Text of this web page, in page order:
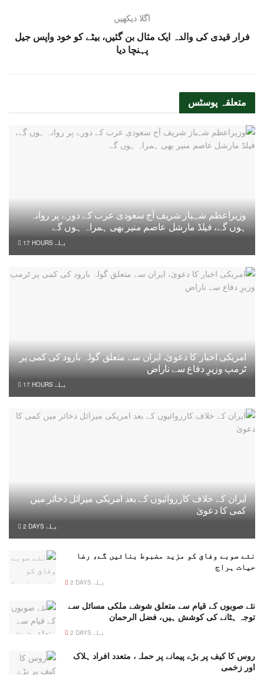
اگلا دیکھیں
فرار قیدی کی والدہ ایک مثال بن گئیں، بیٹے کو خود واپس جیل
پہنچا دیا
متعلقہ پوسٹس
وزیراعظم شہباز شریف آج سعودی عرب کے دورے پر روانہ
ہوں گے، فیلڈ مارشل عاصم منیر بھی ہمراہ ہوں گے
17 HOURS پہلے
امریکی اخبار کا دعویٰ، ایران سے متعلق گولہ بارود کی کمی پر
ٹرمپ وزیرِ دفاع سے ناراض
17 HOURS پہلے
ایران کے خلاف کارروائیوں کے بعد امریکی میزائل ذخائر میں
کمی کا دعویٰ
2 DAYS پہلے
نئے صوبے وفاق کو مزید مضبوط بنائیں گے، رضا
حیات ہراج
2 DAYS پہلے
نئے صوبوں کے قیام سے متعلق شوشے ملکی مسائل سے
توجہ ہٹانے کی کوشش ہیں، فضل الرحمان
2 DAYS پہلے
روس کا کیف پر بڑے پیمانے پر حملہ، متعدد افراد ہلاک
اور زخمی